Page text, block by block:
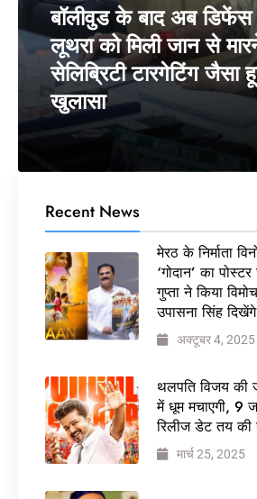
बॉलीवुड के बाद अब डिफेंस
लूथरा को मिली जान से
सेलिब्रिटी टारगेटिंग जैसा
खुलासा
Recent News
मेरठ के निर्माता
‘गोदान’ का
गुप्ता ने किया
उपासना सिंह
अक्टूबर 4, 2025
थलपति विजय
में धूम मचाएगी, 9
रिलीज डेट तय की
मार्च 25, 2025